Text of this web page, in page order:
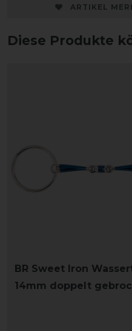
ARTIKEL
Diese Produkte
BR Sweet Iron
14mm doppelt